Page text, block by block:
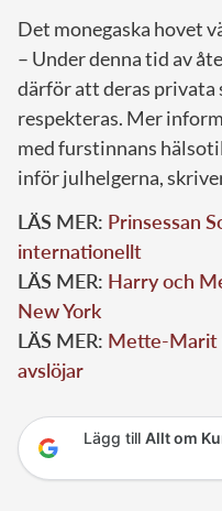
Det monegaska hovet
– Under denna tid av
därför att deras privata
respekteras. Mer
med furstinnans
inför julhelgerna,
LÄS MER: Prinsessan
internationellt
LÄS MER: Harry och
New York
LÄS MER: Mette-Marit
avslöjar
Lägg till Allt om